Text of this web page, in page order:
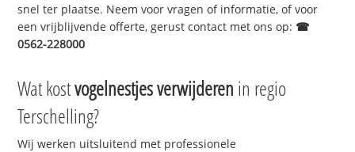
snel ter plaatse. Neem voor vragen of informatie, of voor
een vrijblijvende offerte, gerust contact met ons op: ☎
0562-228000
Wat kostvogelnestjes verwijderen in regio
Terschelling?
Wij werken uitsluitend met professionele